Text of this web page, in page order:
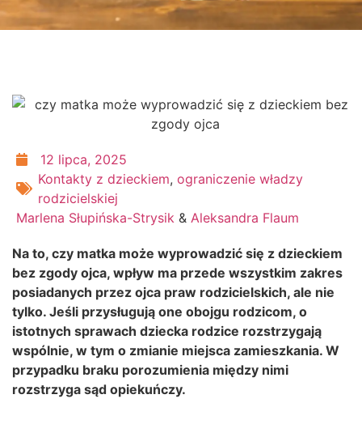
12 lipca, 2025
Kontakty z dzieckiem, ograniczenie władzy
rodzicielskiej
Marlena Słupińska-Strysik & Aleksandra Flaum
Na to, czy matka może wyprowadzić się z dzieckiem
bez zgody ojca, wpływ ma przede wszystkim zakres
posiadanych przez ojca praw rodzicielskich, ale nie
tylko. Jeśli przysługują one obojgu rodzicom, o
istotnych sprawach dziecka rodzice rozstrzygają
wspólnie, w tym o zmianie miejsca zamieszkania. W
przypadku braku porozumienia między nimi
rozstrzyga sąd opiekuńczy.